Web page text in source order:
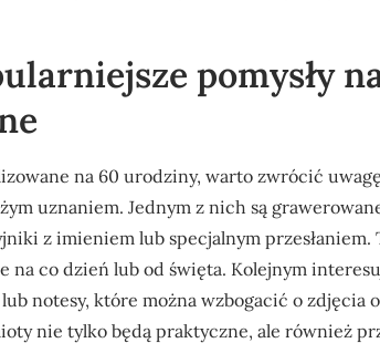
pomysły
na 60 urodziny, warto zwrócić
uznaniem. Jednym z nich są
z imieniem lub specjalnym przesłaniem.
na co dzień lub od święta. Kolejnym
notesy, które można wzbogacić o zdjęcia
nie tylko będą praktyczne, ale również